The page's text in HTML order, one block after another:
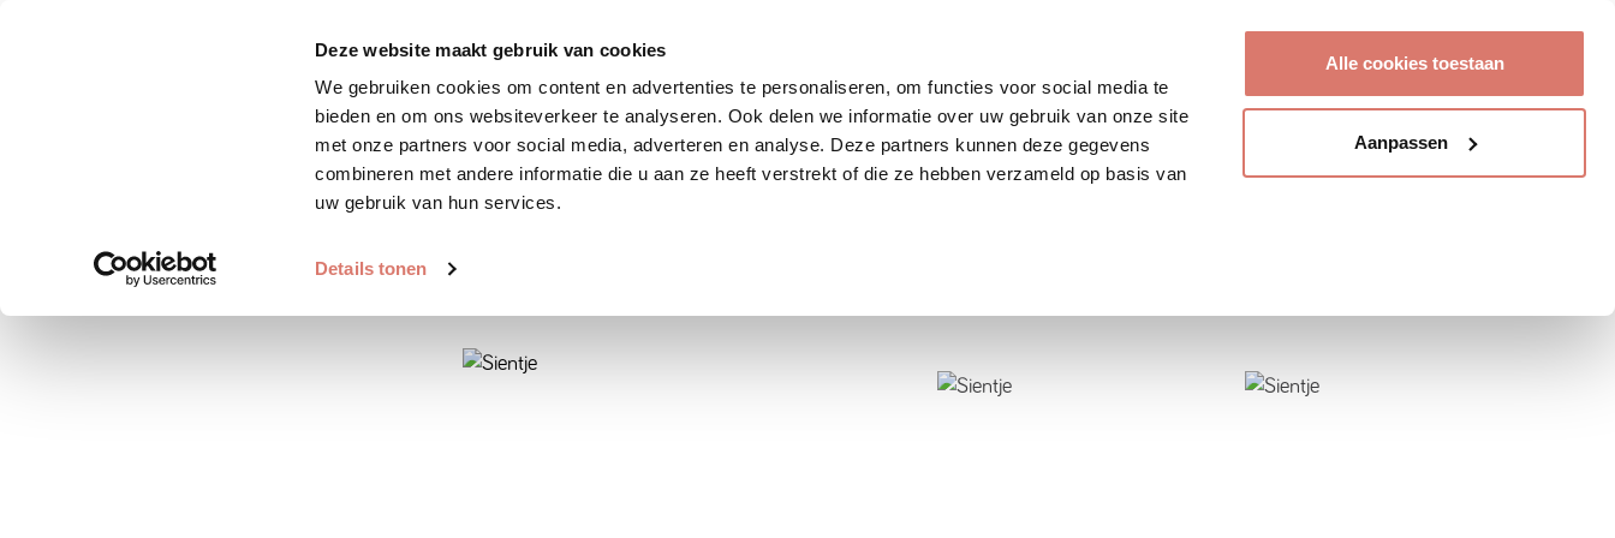
Deze website maakt gebruik van cookies
We gebruiken cookies om content en advertenties te personaliseren, om functies voor social media te
bieden en om ons websiteverkeer te analyseren. Ook delen we informatie over uw gebruik van onze site
met onze partners voor social media, adverteren en analyse. Deze partners kunnen deze gegevens
combineren met andere informatie die u aan ze heeft verstrekt of die ze hebben verzameld op basis van
uw gebruik van hun services.
Details tonen
Alle cookies toestaan
Aanpassen
Zoek huisdier Plaats huisdier Hoe werkt het?